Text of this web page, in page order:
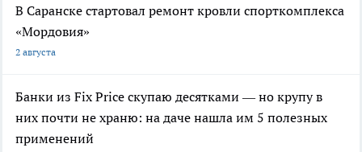
В Саранске стартовал ремонт кровли спорткомплекса
«Мордовия»
2 августа
Банки из Fix Price скупаю десятками — но крупу в
них почти не храню: на даче нашла им 5 полезных
применений